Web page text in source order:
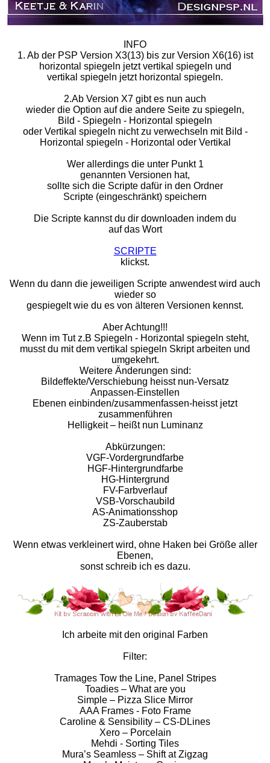
INFO
1. Ab der PSP Version X3(13) bis zur Version X6(16) ist
horizontal spiegeln jetzt vertikal spiegeln und
vertikal spiegeln jetzt horizontal spiegeln.
2.Ab Version X7 gibt es nun auch
wieder die Option auf die andere Seite zu spiegeln,
Bild - Spiegeln - Horizontal spiegeln
oder Vertikal spiegeln nicht zu verwechseln mit Bild -
Horizontal spiegeln - Horizontal oder Vertikal
Wer allerdings die unter Punkt 1
genannten Versionen hat,
sollte sich die Scripte dafür in den Ordner
Scripte (eingeschränkt) speichern
Die Scripte kannst du dir downloaden indem du
auf das Wort
SCRIPTE
klickst.
Wenn du dann die jeweiligen Scripte anwendest wird auch
wieder so
gespiegelt wie du es von älteren Versionen kennst.
Aber Achtung!!!
Wenn im Tut z.B Spiegeln - Horizontal spiegeln steht,
musst du mit dem vertikal spiegeln Skript arbeiten und
umgekehrt.
Weitere Änderungen sind:
Bildeffekte/Verschiebung heisst nun-Versatz
Anpassen-Einstellen
Ebenen einbinden/zusammenfassen-heisst jetzt
zusammenführen
Helligkeit – heißt nun Luminanz
Abkürzungen:
VGF-Vordergrundfarbe
HGF-Hintergrundfarbe
HG-Hintergrund
FV-Farbverlauf
VSB-Vorschaubild
AS-Animationsshop
ZS-Zauberstab
Wenn etwas verkleinert wird, ohne Haken bei Größe aller
Ebenen,
sonst schreib ich es dazu.
Ich arbeite mit den original Farben
Filter:
Tramages Tow the Line, Panel Stripes
Toadies – What are you
Simple – Pizza Slice Mirror
AAA Frames - Foto Frame
Caroline & Sensibility – CS-DLines
Xero – Porcelain
Mehdi - Sorting Tiles
Mura’s Seamless – Shift at Zigzag